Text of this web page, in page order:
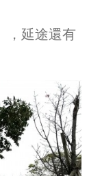
，延途還有